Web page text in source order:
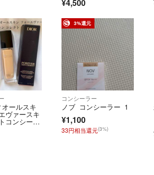
¥4,500
ールスキ
ヴァースキ
コンシーラ
3%還元
コンシーラー
ノブ コンシーラー 1
¥1,100
33円相当還元(3%)